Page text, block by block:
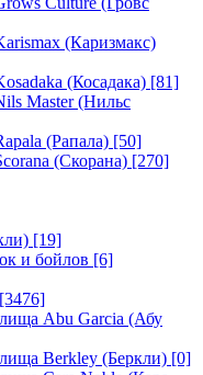
(Каризмакс)
(Косадака) [81]
Master (Нильс
(Рапала) [50]
(Скорана) [270]
[19]
и бойлов [6]
[3476]
Abu Garcia (Абу
Berkley (Беркли) [0]